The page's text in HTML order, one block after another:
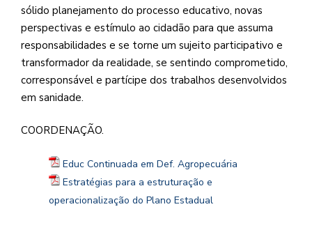
sólido planejamento do processo educativo, novas
perspectivas e estímulo ao cidadão para que assuma
responsabilidades e se torne um sujeito participativo e
transformador da realidade, se sentindo comprometido,
corresponsável e partícipe dos trabalhos desenvolvidos
em sanidade.
COORDENAÇÃO.
Educ Continuada em Def. Agropecuária
Estratégias para a estruturação e
operacionalização do Plano Estadual